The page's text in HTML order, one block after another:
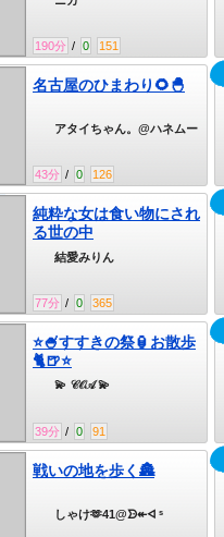
190分 / 0 151
名古屋のひまわり🌻🐣‪
43分 / 0 126
アタイちゃん。@ハネムー
純粋な女は食い物にされ
る世の中
77分 / 0 365
結愛みりん
⭐️🍧すすきの祭🏮お散歩
🐈🍺⭐️
39分 / 0 91
💫 𝒞‌𝒪‌𝒜 💫
戦いの地を歩く🏯
しゃけ🫶41@ᗦ↞ᐊ ˢ